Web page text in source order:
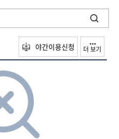
야간이용신청 더 보기